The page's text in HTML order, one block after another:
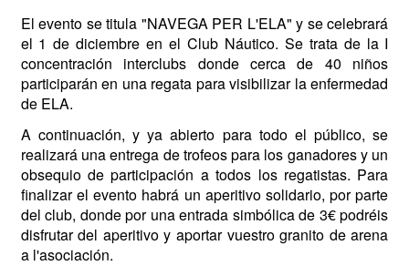
El evento se titula "NAVEGA PER L'ELA" y se celebrará
el 1 de diciembre en el Club Náutico. Se trata de la I
concentración interclubs donde cerca de 40 niños
participarán en una regata para visibilizar la enfermedad
de ELA.
A continuación, y ya abierto para todo el público, se
realizará una entrega de trofeos para los ganadores y un
obsequio de participación a todos los regatistas. Para
finalizar el evento habrá un aperitivo solidario, por parte
del club, donde por una entrada simbólica de 3€ podréis
disfrutar del aperitivo y aportar vuestro granito de arena
a l'asociación.